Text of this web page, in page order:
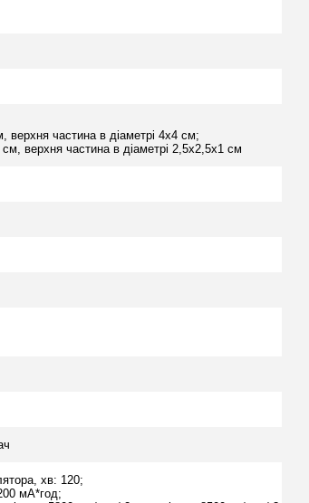
верхня частина в діаметрі 4х4 см;
верхня частина в діаметрі 2,5х2,5х1 см
хв: 120;
мА*год;